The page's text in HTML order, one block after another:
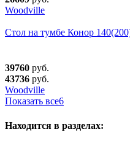
Woodville
Стол на тумбе Конор
39760 руб.
43736 руб.
Woodville
Показать все6
Находится в разделах: